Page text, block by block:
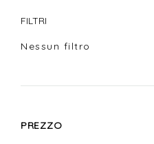
FILTRI
Nessun filtro
PREZZO